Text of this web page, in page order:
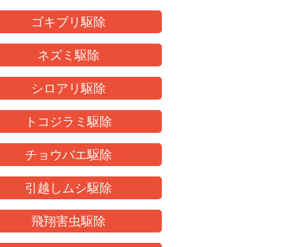
ゴキブリ駆除
ネズミ駆除
シロアリ駆除
トコジラミ駆除
チョウバエ駆除
引越しムシ駆除
飛翔害虫駆除